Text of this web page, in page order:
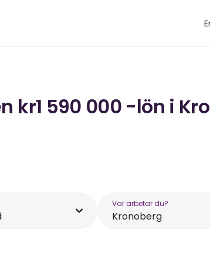
kr1 590 000 -lön i
Var arbetar du?
Kronoberg